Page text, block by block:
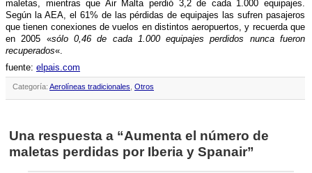
maletas, mientras que Air Malta perdió 3,2 de cada 1.000 equipajes.
Según la AEA, el 61% de las pérdidas de equipajes las sufren pasajeros
que tienen conexiones de vuelos en distintos aeropuertos, y recuerda que
en 2005 «sólo 0,46 de cada 1.000 equipajes perdidos nunca fueron
recuperados«.
fuente: elpais.com
Categoría: Aerolíneas tradicionales Otros
Una respuesta a “Aumenta el número de
maletas perdidas por Iberia y Spanair”